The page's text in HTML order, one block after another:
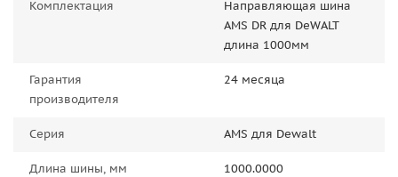
Комплектация
Направляющая шина
AMS DR для DeWALT
длина 1000мм
Гарантия
производителя
24 месяца
Серия AMS для Dewalt
Длина шины, мм 1000.0000